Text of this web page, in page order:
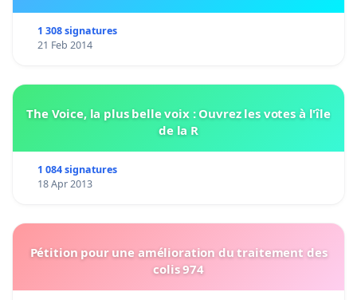
1 308 signatures
21 Feb 2014
The Voice, la plus belle voix : Ouvrez les votes à l'île
de la R
1 084 signatures
18 Apr 2013
Pétition pour une amélioration du traitement des
colis 974